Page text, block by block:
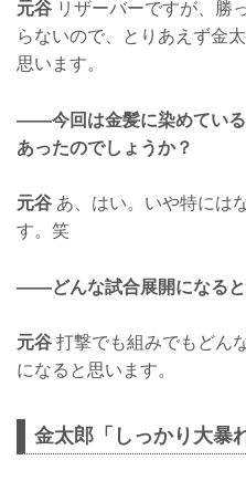
元谷 リザーバーですが、勝
らないので、とりあえず金
思います。
——今回は金髪に染めてい
あったのでしょうか？
元谷 あ、はい。いや特には
す。笑
——どんな試合展開になると
元谷 打撃でも組みでもどん
になると思います。
金太郎「しっかり大暴